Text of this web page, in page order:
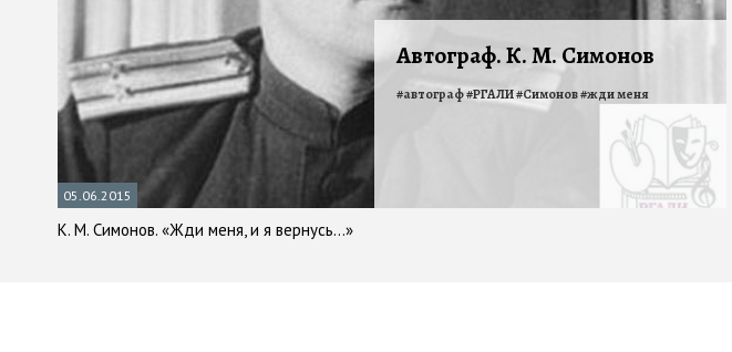
05.06.2015
Автограф. К. М. Симонов
К. М. Симонов. «Жди меня, и я вернусь…»
#автограф#РГАЛИ#Симонов#жди меня